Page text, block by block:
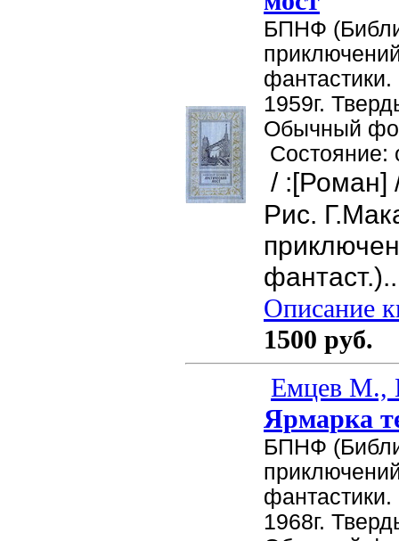
БПНФ
1959г.
Обычный
Состояние:
/ :[Роман]
Рис.
Описание
1500 руб.
Емцев М.,
Ярмарка
БПНФ
1968г.